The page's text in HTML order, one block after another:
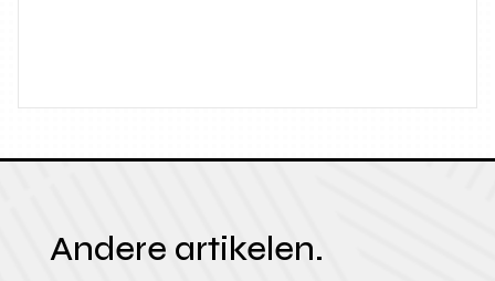
Andere artikelen.